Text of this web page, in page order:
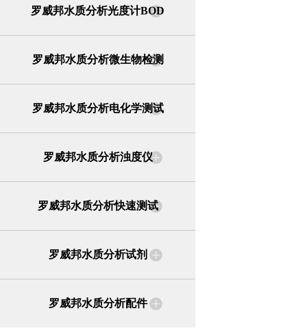
罗威邦水质分析光度计BOD
罗威邦水质分析微生物检测
罗威邦水质分析电化学测试
罗威邦水质分析浊度仪
罗威邦水质分析快速测试
罗威邦水质分析试剂
罗威邦水质分析配件